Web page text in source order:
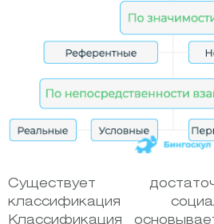
Существует
классификация
Классификация